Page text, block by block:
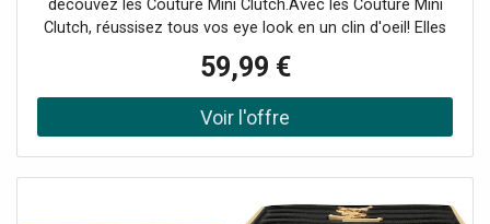
découvez les Couture Mini Clutch.Avec les Couture Mini
Clutch, réussisez tous vos eye look en un clin d'oeil! Elles
un regard intense et captivant.Des harmonies pour tous
les looks.Avec des harmonies de 4 fards, les Couture Mini
Clutch ont été pensées pour les amateurs de looks nudes
comme de looks plus audacieux et colorés. Quelle que
transporter partout et munies d'un petit pinceau pour
59,99 €